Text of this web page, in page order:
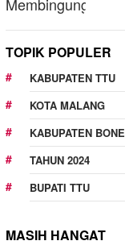
TOPIK POPULER
KABUPATEN TTU
KOTA MALANG
KABUPATEN BONE
TAHUN 2024
BUPATI TTU
MASIH HANGAT